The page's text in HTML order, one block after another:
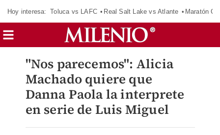
Hoy interesa: Toluca vs LAFC Real Salt Lake vs Atlante Maratón
"Nos parecemos": Alicia
Machado quiere que
Danna Paola la interprete
en serie de Luis Miguel